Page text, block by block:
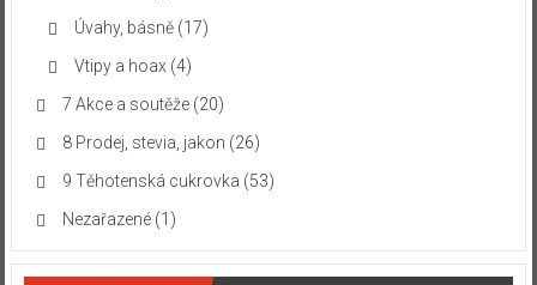
Úvahy, básně(17)
Vtipy a hoax (4)
7 Akce a soutěže(20)
8 Prodej, stevia, jakon (26)
9 Těhotenská cukrovka (53)
Nezařazené(1)